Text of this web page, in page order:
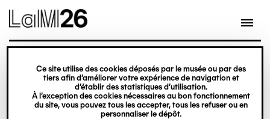
Gestion des cookies
Ce site utilise des cookies déposés par le musée ou par des
tiers afin d’améliorer votre expérience de navigation et
d’établir des statistiques d’utilisation.
À l’exception des cookies nécessaires au bon fonctionnement
du site, vous pouvez tous les accepter, tous les refuser ou en
personnaliser le dépôt.
contenu